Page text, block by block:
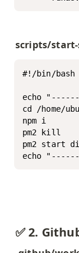
scripts/start-
#!/bin/bash
echo
cd /home/
npm i
pm2 kill
pm2 start
✅ 2.